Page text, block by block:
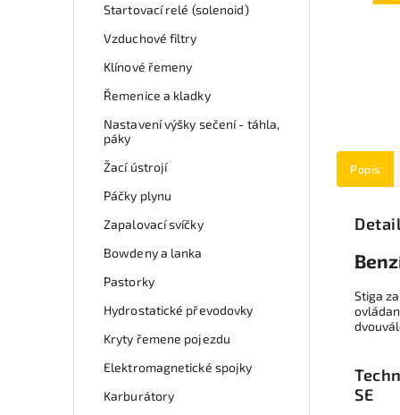
Startovací relé (solenoid)
Vzduchové filtry
Klínové řemeny
Řemenice a kladky
Nastavení výšky sečení - táhla,
páky
Žací ústrojí
Páčky plynu
Zapalovací svíčky
Bowdeny a lanka
Pastorky
Hydrostatické převodovky
Kryty řemene pojezdu
Elektromagnetické spojky
Karburátory
Popis
Stiga
SE